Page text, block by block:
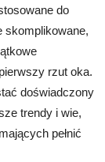
do
skomplikowane,
rzut oka.
doświadczony
trendy i wie,
pełnić